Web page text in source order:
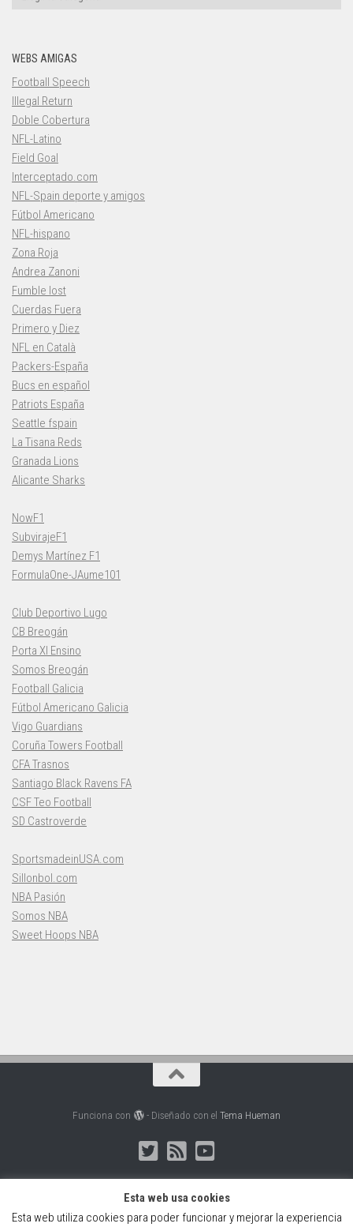
WEBS AMIGAS
Football Speech
Illegal Return
Doble Cobertura
NFL-Latino
Field Goal
Interceptado.com
NFL-Spain deporte y amigos
Fútbol Americano
NFL-hispano
Zona Roja
Andrea Zanoni
Fumble lost
Cuerdas Fuera
Primero y Diez
NFL en Català
Packers-España
Bucs en español
Patriots España
Seattle fspain
La Tisana Reds
Granada Lions
Alicante Sharks
NowF1
SubvirajeF1
Demys Martínez F1
FormulaOne-JAume101
Club Deportivo Lugo
CB Breogán
Porta XI Ensino
Somos Breogán
Football Galicia
Fútbol Americano Galicia
Vigo Guardians
Coruña Towers Football
CFA Trasnos
Santiago Black Ravens FA
CSF Teo Football
SD Castroverde
SportsmadeinUSA.com
Sillonbol.com
NBA Pasión
Somos NBA
Sweet Hoops NBA
Funciona con - Diseñado con el Tema Hueman
Web creada, alojada y mantenida por Café Dixital SL - 2026.
Esta web usa cookies
Esta web utiliza cookies para poder funcionar y mejorar la experiencia